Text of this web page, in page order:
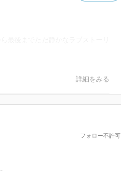
詳細をみる
フォロー不許可